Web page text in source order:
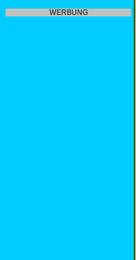
WERBUNG